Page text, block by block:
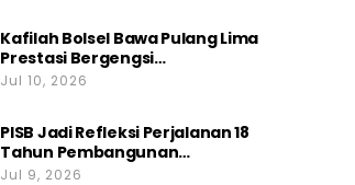
Kafilah Bolsel Bawa Pulang Lima
Prestasi Bergengsi…
Jul 10, 2026
PISB Jadi Refleksi Perjalanan 18
Tahun Pembangunan…
Jul 9, 2026